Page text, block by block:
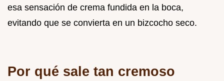
esa sensación de crema fundida en la boca,
evitando que se convierta en un bizcocho seco.
Por qué sale tan cremoso